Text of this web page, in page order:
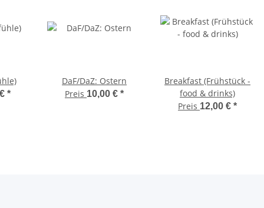
*
DaF/DaZ: Ostern
Preis 10,00 € *
Breakfast (Frühstück -
food & drinks)
Preis 12,00 € *